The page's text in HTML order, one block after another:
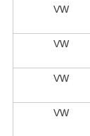
VW
VW
VW
VW